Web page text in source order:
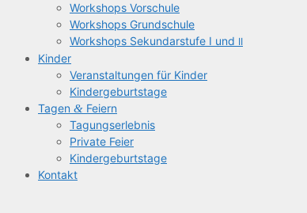
Work­shops Vorschule
Work­shops Grundschule
Work­shops Sekun­dar­stu­fe I und II
Kin­der
Ver­an­stal­tun­gen für Kinder
Kin­der­ge­burts­ta­ge
Tagen & Feiern
Tagungs­er­leb­nis
Pri­va­te Feier
Kin­der­ge­burts­ta­ge
Kon­takt